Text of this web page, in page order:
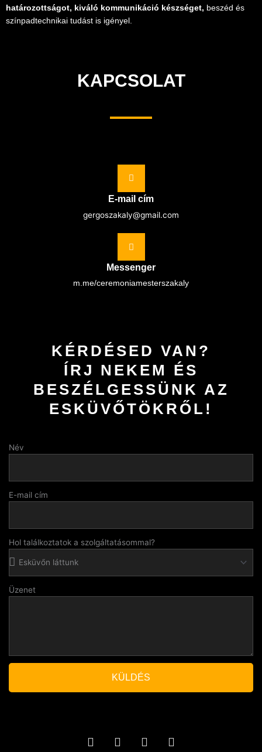
határozottságot, kiváló kommunikáció készséget, beszéd és
színpadtechnikai tudást is igényel.
KAPCSOLAT
E-mail cím
gergoszakaly@gmail.com
Messenger
m.me/ceremoniamesterszakaly
KÉRDÉSED VAN?
ÍRJ NEKEM ÉS
BESZÉLGESSÜNK AZ
ESKÜVŐTÖKRŐL!
Név
E-mail cím
Hol találkoztatok a szolgáltatásommal?
Üzenet
KÜLDÉS
F
Y
S
I